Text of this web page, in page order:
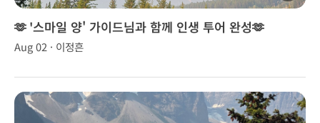
🫶 '스마일 양' 가이드님과 함께 인생 투어 완성🫶
Aug 02 · 이정흔